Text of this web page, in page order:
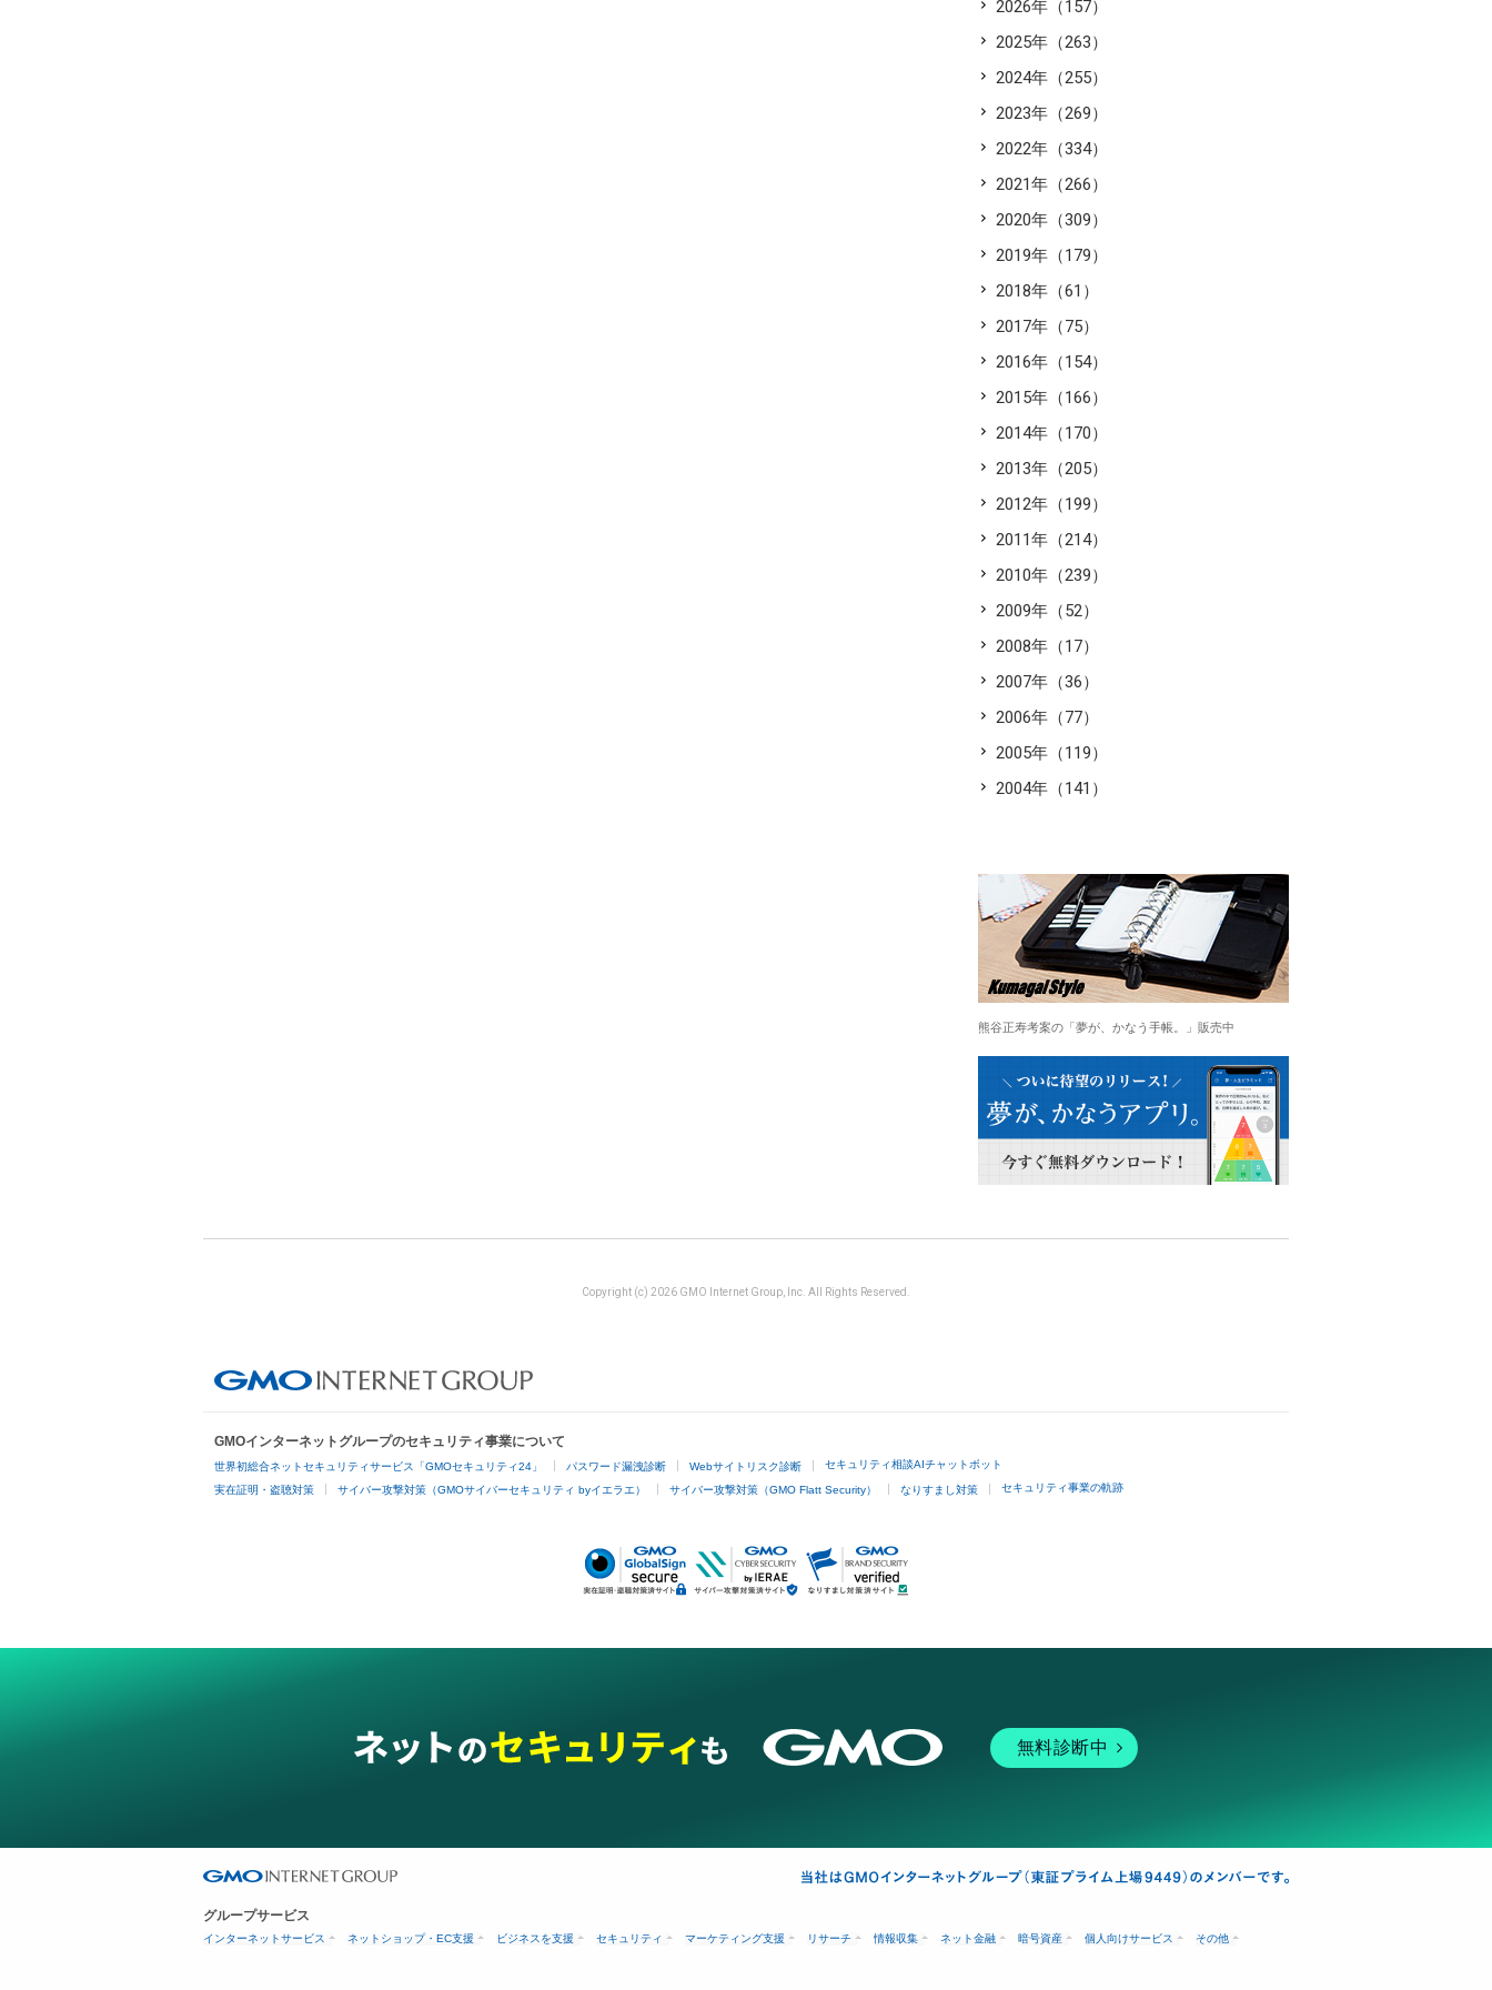
2026年（157）
2025年（263）
2024年（255）
2023年（269）
2022年（334）
2021年（266）
2020年（309）
2019年（179）
2018年（61）
2017年（75）
2016年（154）
2015年（166）
2014年（170）
2013年（205）
2012年（199）
2011年（214）
2010年（239）
2009年（52）
2008年（17）
2007年（36）
2006年（77）
2005年（119）
2004年（141）
熊谷正寿考案の「夢が、かなう手帳。」販売中
Copyright (c) 2026 GMO Internet Group, Inc. All Rights Reserved.
GMOインターネットグループのセキュリティ事業について
世界初総合ネットセキュリティサービス「GMOセキュリティ24」 パスワード漏洩診断 Webサイトリスク診断 セキュリティ相談AIチャットボット
実在証明・盗聴対策 サイバー攻撃対策（GMOサイバーセキュリティ byイエラエ） サイバー攻撃対策（GMO Flatt Security） なりすまし対策 セキュリティ事業の軌跡
無料診断中
グループサービス
インターネットサービス ネットショップ・EC支援 ビジネスを支援 セキュリティ マーケティング支援 リサーチ 情報収集 ネット金融 暗号資産 個人向けサービス その他